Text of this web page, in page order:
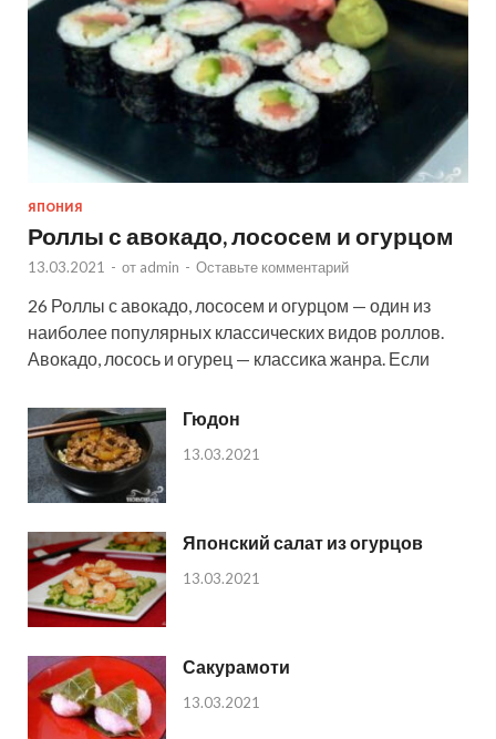
ЯПОНИЯ
Роллы с авокадо, лососем и огурцом
13.03.2021 - от admin - Оставьте комментарий
26 Роллы с авокадо, лососем и огурцом — один из
наиболее популярных классических видов роллов.
Авокадо, лосось и огурец — классика жанра. Если
Гюдон
13.03.2021
Японский салат из огурцов
13.03.2021
Сакурамоти
13.03.2021